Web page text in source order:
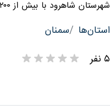
آغاز نخستین رویداد
طهرانچی از میزبانی
عرفان شناخته می‌شود.